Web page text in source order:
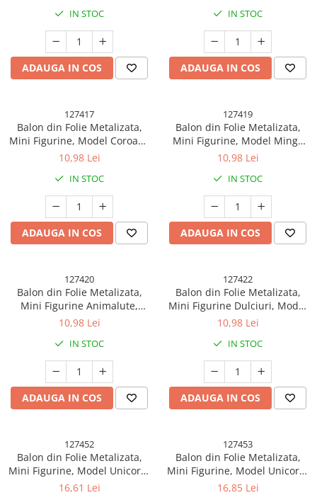
Heliu, Multicolor
IN STOC
ADAUGA IN COS
Heliu, Multicolor
IN STOC
ADAUGA IN COS
127417
Balon din Folie Metalizata,
Mini Figurine, Model Coroana
de Printesa, Tematica
Ambalaj Individual, Pai Inclus,
Umflare cu Aer sau Heliu, Roz
10,98 Lei
IN STOC
ADAUGA IN COS
127419
Balon din Folie Metalizata,
Mini Figurine, Model Minge
de Fotbal, Tematica
Ambalaj Individual, Pai Inclus,
Umflare cu Aer sau Heliu, Alb-
Negru
10,98 Lei
IN STOC
ADAUGA IN COS
127420
Balon din Folie Metalizata,
Mini Figurine Animalute,
Model Maimutica, Tematica
Ambalaj Individual, Pai Inclus,
Umflare cu Aer sau Heliu,
Multicolor
10,98 Lei
IN STOC
ADAUGA IN COS
127422
Balon din Folie Metalizata,
Mini Figurine Dulciuri, Model
Gogoasa Muscata, Tematica
Ambalaj Individual, Pai Inclus,
Umflare cu Aer sau Heliu,
Multicolor
10,98 Lei
IN STOC
ADAUGA IN COS
127452
Balon din Folie Metalizata,
Mini Figurine, Model Unicorn,
Tematica Aniversare, 108x88
16,61 Lei
127453
Balon din Folie Metalizata,
Mini Figurine, Model Unicorn,
Tematica Aniversare, 115x76
16,85 Lei